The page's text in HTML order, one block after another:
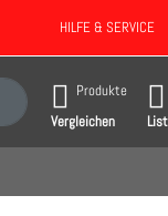
HILFE & SERVICE
Sie die
Produkte
Vergleichen